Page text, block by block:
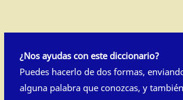
¿Nos ayudas con este diccionario?
Puedes hacerlo de dos formas,
alguna palabra que conozcas, y